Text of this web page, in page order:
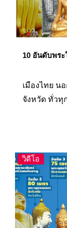
10 อันดับพร
เมืองไทย น
จังหวัด ทั่วทุ
ตระหง่าน
ยาวนาน
ตระหง่านที่
จะมีที่ไหนบ้
วิดีโอ